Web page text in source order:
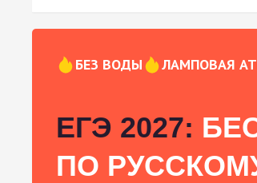
БЕЗ ВОДЫ ЛАМПОВАЯ
ЕГЭ 2027:
ПО